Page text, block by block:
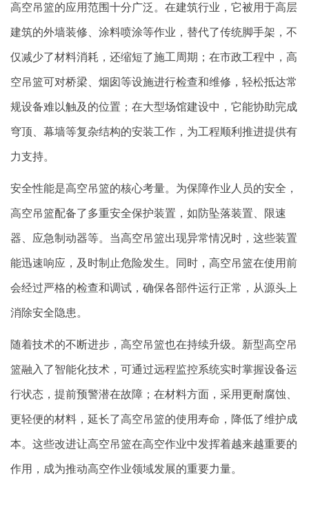
高空吊篮的应用范围十分广泛。在建筑行业，它被用于高层
建筑的外墙装修、涂料喷涂等作业，替代了传统脚手架，不
仅减少了材料消耗，还缩短了施工周期；在市政工程中，高
空吊篮可对桥梁、烟囱等设施进行检查和维修，轻松抵达常
规设备难以触及的位置；在大型场馆建设中，它能协助完成
穹顶、幕墙等复杂结构的安装工作，为工程顺利推进提供有
力支持。
安全性能是高空吊篮的核心考量。为保障作业人员的安全，
高空吊篮配备了多重安全保护装置，如防坠落装置、限速
器、应急制动器等。当高空吊篮出现异常情况时，这些装置
能迅速响应，及时制止危险发生。同时，高空吊篮在使用前
会经过严格的检查和调试，确保各部件运行正常，从源头上
消除安全隐患。
随着技术的不断进步，高空吊篮也在持续升级。新型高空吊
篮融入了智能化技术，可通过远程监控系统实时掌握设备运
行状态，提前预警潜在故障；在材料方面，采用更耐腐蚀、
更轻便的材料，延长了高空吊篮的使用寿命，降低了维护成
本。这些改进让高空吊篮在高空作业中发挥着越来越重要的
作用，成为推动高空作业领域发展的重要力量。